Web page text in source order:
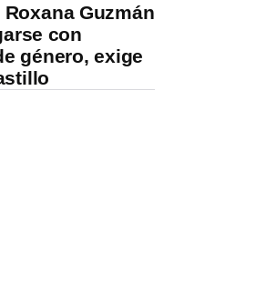
Guzmán
con
género, exige